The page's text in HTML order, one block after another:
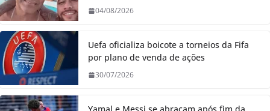
04/08/2026
Uefa oficializa boicote a torneios da Fifa
por plano de venda de ações
30/07/2026